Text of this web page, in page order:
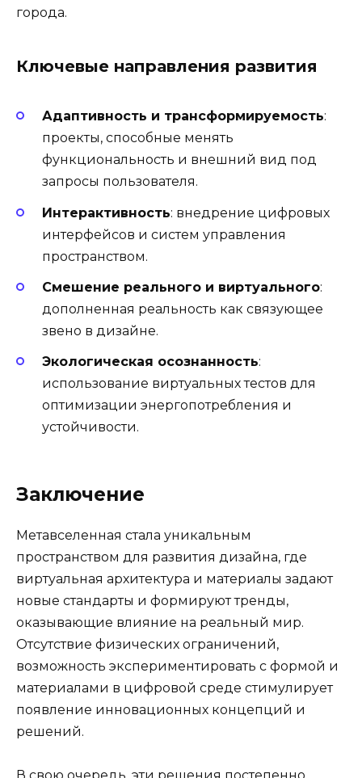
города.
Ключевые направления развития
Адаптивность и трансформируемость:
проекты, способные менять
функциональность и внешний вид под
запросы пользователя.
Интерактивность: внедрение цифровых
интерфейсов и систем управления
пространством.
Смешение реального и виртуального:
дополненная реальность как связующее
звено в дизайне.
Экологическая осознанность:
использование виртуальных тестов для
оптимизации энергопотребления и
устойчивости.
Заключение
Метавселенная стала уникальным
пространством для развития дизайна, где
виртуальная архитектура и материалы задают
новые стандарты и формируют тренды,
оказывающие влияние на реальный мир.
Отсутствие физических ограничений,
возможность экспериментировать с формой и
материалами в цифровой среде стимулирует
появление инновационных концепций и
решений.